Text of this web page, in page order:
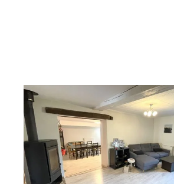
VILLIEU LOYES MOLLON 01
164,64 m2, 4 pièces
Ref : 5897
Maison à vendre
210 000 €